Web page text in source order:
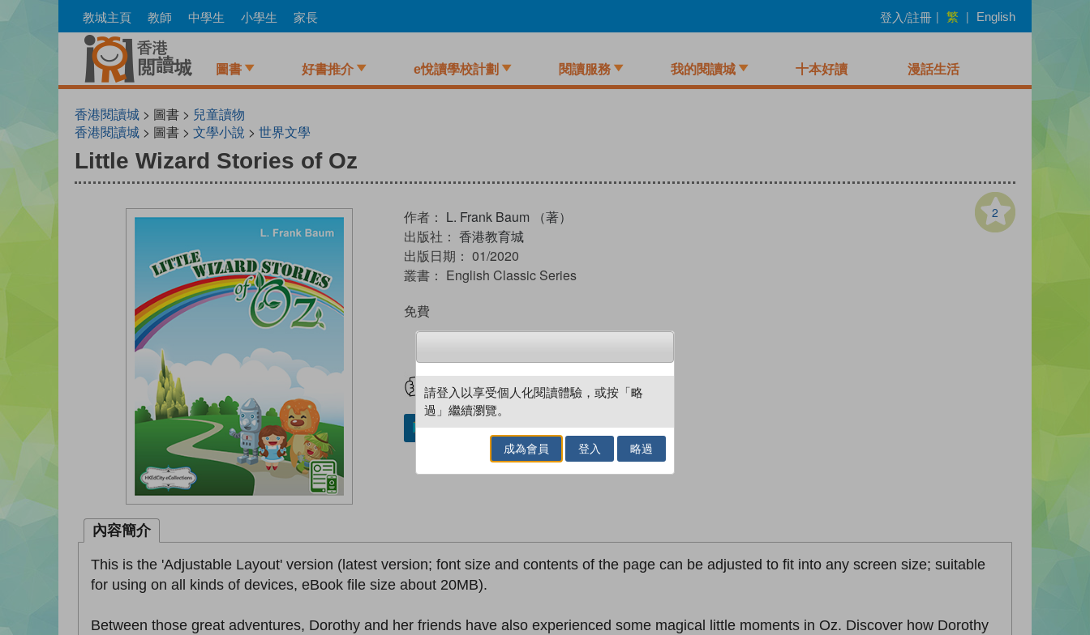
to
教城主頁 教師 中學生 小學生 家長 登入/註冊 | 繁 | English
圖書 好書推介 e悅讀學校計劃 閱讀服務 我的閱讀城 十本好讀 漫話生活
香港閱讀城 > 圖書 > 兒童讀物
香港閱讀城 > 圖書 > 文學小說 > 世界文學
Little Wizard Stories of Oz
2
作者： L. Frank Baum （著）
出版社： 香港教育城
出版日期： 01/2020
叢書： English Classic Series
免費
試閲 加入閱讀紀錄
加入／閱讀電子書
內容簡介
This is the 'Adjustable Layout' version (latest version; font size and contents of the page can be adjusted to fit into any screen size; suitable
for using on all kinds of devices, eBook file size about 20MB).
Between those great adventures, Dorothy and her friends have also experienced some magical little moments in Oz. Discover how Dorothy
請登入以享受個人化閱讀體驗，或按「略
過」繼續瀏覽。
成為會員 登入 略過